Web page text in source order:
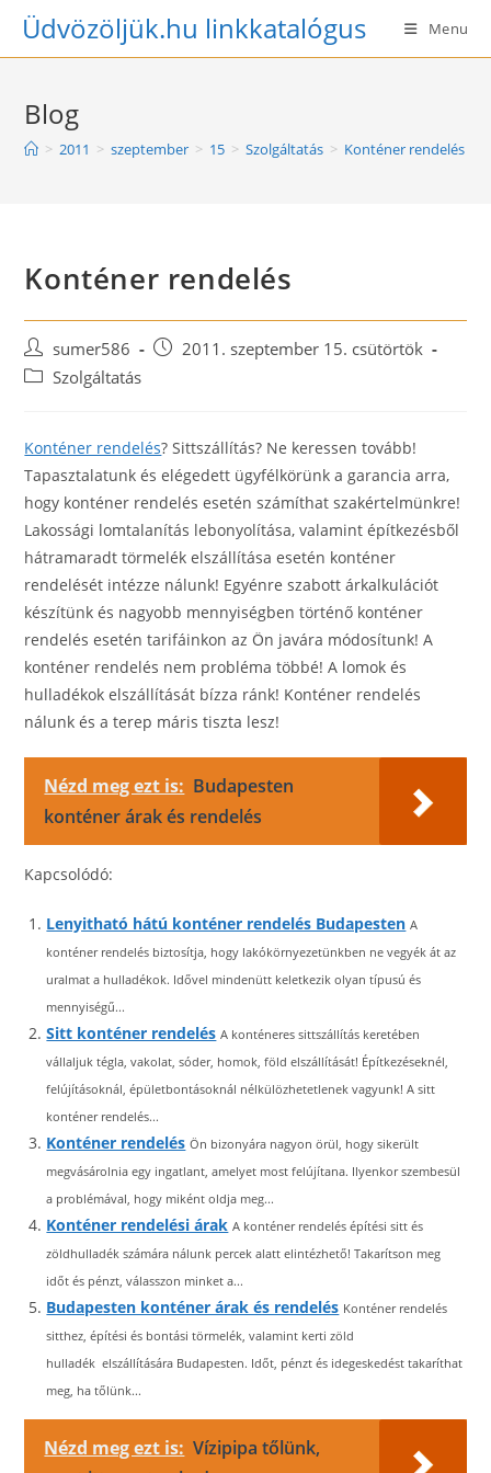
SkipÜdvözöljük.hu linkkatalógus Menu
Blog
> 2011 > szeptember > 15 > Szolgáltatás > Konténer rendelés
Konténer rendelés
Post
author:
sumer586
Post2011. szeptember 15. csütörtök
PostSzolgáltatás
Konténer rendelés? Sittszállítás? Ne keressen tovább!
Tapasztalatunk és elégedett ügyfélkörünk a garancia arra,
hogy konténer rendelés esetén számíthat szakértelmünkre!
Lakossági lomtalanítás lebonyolítása, valamint építkezésből
hátramaradt törmelék elszállítása esetén konténer
rendelését intézze nálunk! Egyénre szabott árkalkulációt
készítünk és nagyobb mennyiségben történő konténer
rendelés esetén tarifáinkon az Ön javára módosítunk! A
konténer rendelés nem probléma többé! A lomok és
hulladékok elszállítását bízza ránk! Konténer rendelés
nálunk és a terep máris tiszta lesz!
Nézd meg ezt is: Budapesten
konténer árak és rendelés
Kapcsolódó:
Lenyitható hátú konténer rendelés Budapesten A
konténer rendelés biztosítja, hogy lakókörnyezetünkben ne vegyék át az
uralmat a hulladékok. Idővel mindenütt keletkezik olyan típusú és
mennyiségű...
Sitt konténer rendelés A konténeres sittszállítás keretében
vállaljuk tégla, vakolat, sóder, homok, föld elszállítását! Építkezéseknél,
felújításoknál, épületbontásoknál nélkülözhetetlenek vagyunk! A sitt
konténer rendelés...
Konténer rendelés Ön bizonyára nagyon örül, hogy sikerült
megvásárolnia egy ingatlant, amelyet most felújítana. Ilyenkor szembesül
a problémával, hogy miként oldja meg...
Konténer rendelési árak A konténer rendelés építési sitt és
zöldhulladék számára nálunk percek alatt elintézhető! Takarítson meg
időt és pénzt, válasszon minket a...
Budapesten konténer árak és rendelés Konténer rendelés
sitthez, építési és bontási törmelék, valamint kerti zöld
hulladék elszállítására Budapesten. Időt, pénzt és idegeskedést takaríthat
meg, ha tőlünk...
Nézd meg ezt is: Vízipipa tőlünk,